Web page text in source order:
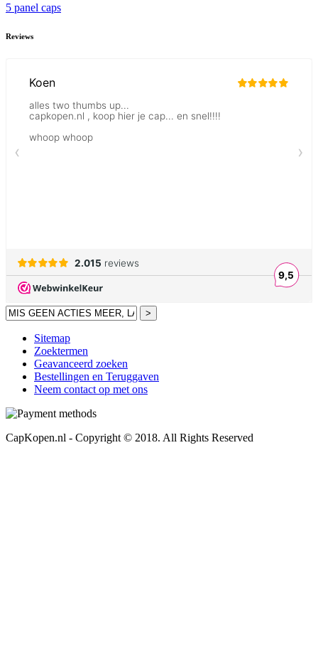
5 panel caps
Reviews
>
Sitemap
Zoektermen
Geavanceerd zoeken
Bestellingen en Teruggaven
Neem contact op met ons
CapKopen.nl - Copyright © 2018. All Rights Reserved